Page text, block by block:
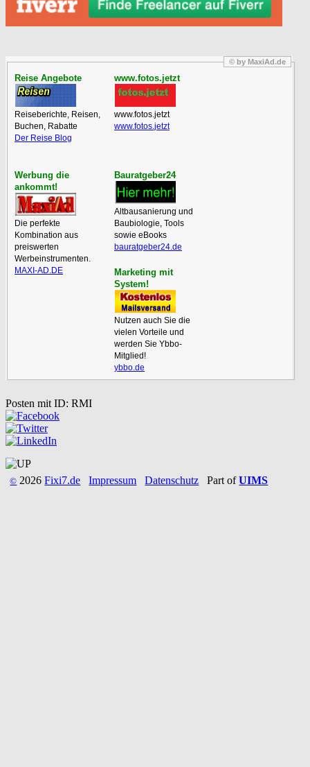
© by MaxiAd.de
Reise Angebote
Reiseberichte, Reisen,
Buchen, Rabatte
Der Reise Blog
www.fotos.jetzt
www.fotos.jetzt
www.fotos.jetzt
Werbung die
ankommt!
Die perfekte
Kombination aus
preiswerten
Werbeinstrumenten.
MAXI-AD.DE
Bauratgeber24
Altbausanierung und
Baubiologie, Tools
sowie eBooks
bauratgeber24.de
Marketing mit
System!
Nutzen auch Sie die
vielen Vorteile und
werden Sie Ybbo-
Mitglied!
ybbo.de
Posten mit ID: RMI
© 2026Fixi7.de Impressum Datenschutz Part ofUIMS